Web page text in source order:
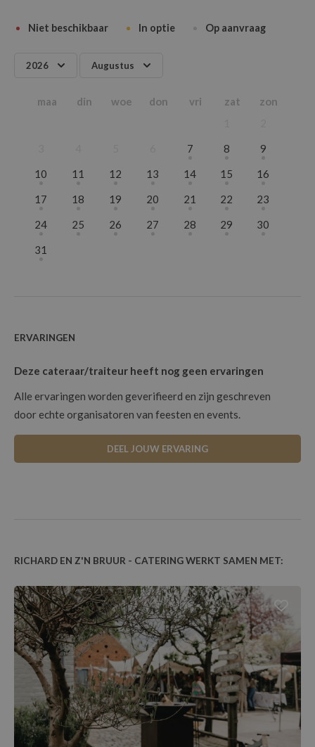
Niet beschikbaar In optie Op aanvraag
2026 Augustus
Juli
Augustus
maa din woe don vri zat
zon
7 8
9
10
11 12 13 14 15
16
17
18 19 20 21 22
23
24
25 26 27 28 29
30
31
ERVARINGEN
Deze cateraar/traiteur heeft nog geen ervaringen
Alle ervaringen worden geverifieerd en zijn geschreven
door echte organisatoren van feesten en events.
DEEL JOUW ERVARING
RICHARD EN Z'N BRUUR - CATERING WERKT SAMEN MET: